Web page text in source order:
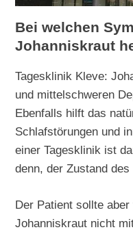
Bei welchen
Johanniskraut
Tagesklinik Kleve:
und mittelschweren
Ebenfalls hilft das
Schlafstörungen und
einer Tagesklinik ist
denn, der Zustand
Der Patient sollte
Johanniskraut nicht